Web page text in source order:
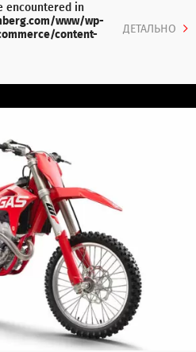
encountered in
www/wp-
content-
ДЕТАЛЬНО